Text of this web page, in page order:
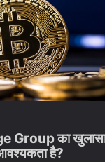
का खुलासा:
है?